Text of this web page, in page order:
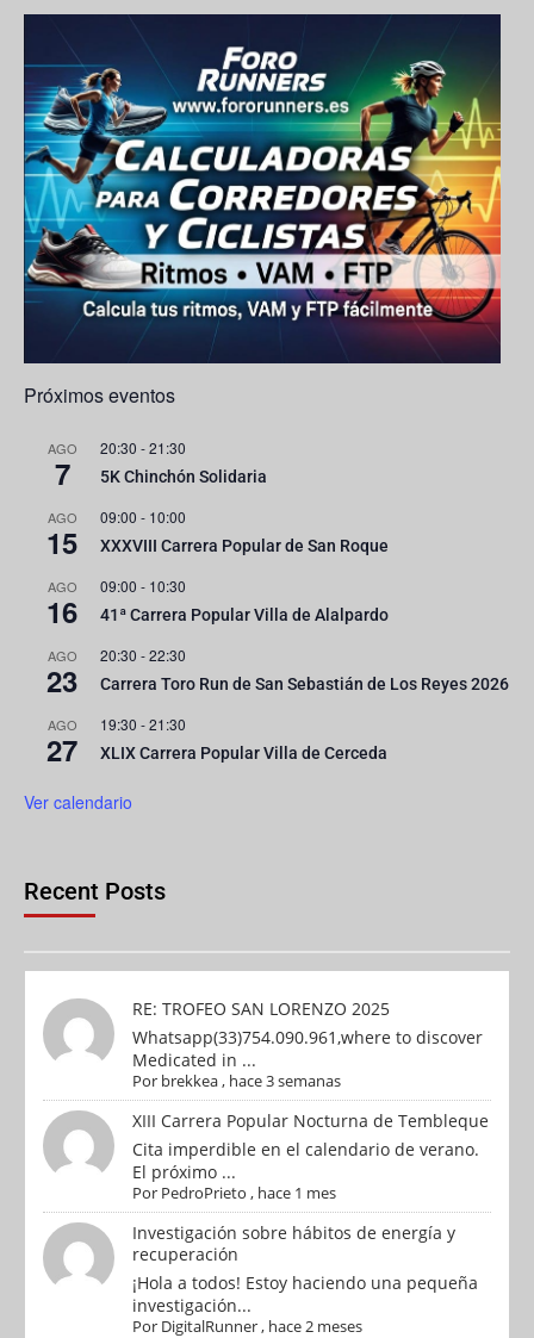
o
k
r
a
m
M
a
p
s
e
C
h
a
n
n
e
l
Próximos eventos
AGO
7
20:30 -21:30
5K Chinchón Solidaria
AGO
15
09:00 - 10:00
XXXVIII Carrera Popular de San Roque
AGO
16
09:00 - 10:30
41ª Carrera Popular Villa de Alalpardo
AGO
23
20:30 -22:30
Carrera Toro Run de San Sebastián de Los Reyes 2026
AGO
27
19:30 -21:30
XLIX Carrera Popular Villa de Cerceda
Ver calendario
Recent Posts
RE: TROFEO SAN LORENZO 2025
Whatsapp(33)754.090.961,where to discover
Medicated in ...
Por brekkea , hace 3 semanas
XIII Carrera Popular Nocturna de Tembleque
Cita imperdible en el calendario de verano.
El próximo ...
Por PedroPrieto , hace 1 mes
Investigación sobre hábitos de energía y
recuperación
¡Hola a todos! Estoy haciendo una pequeña
investigación...
Por DigitalRunner , hace 2 meses